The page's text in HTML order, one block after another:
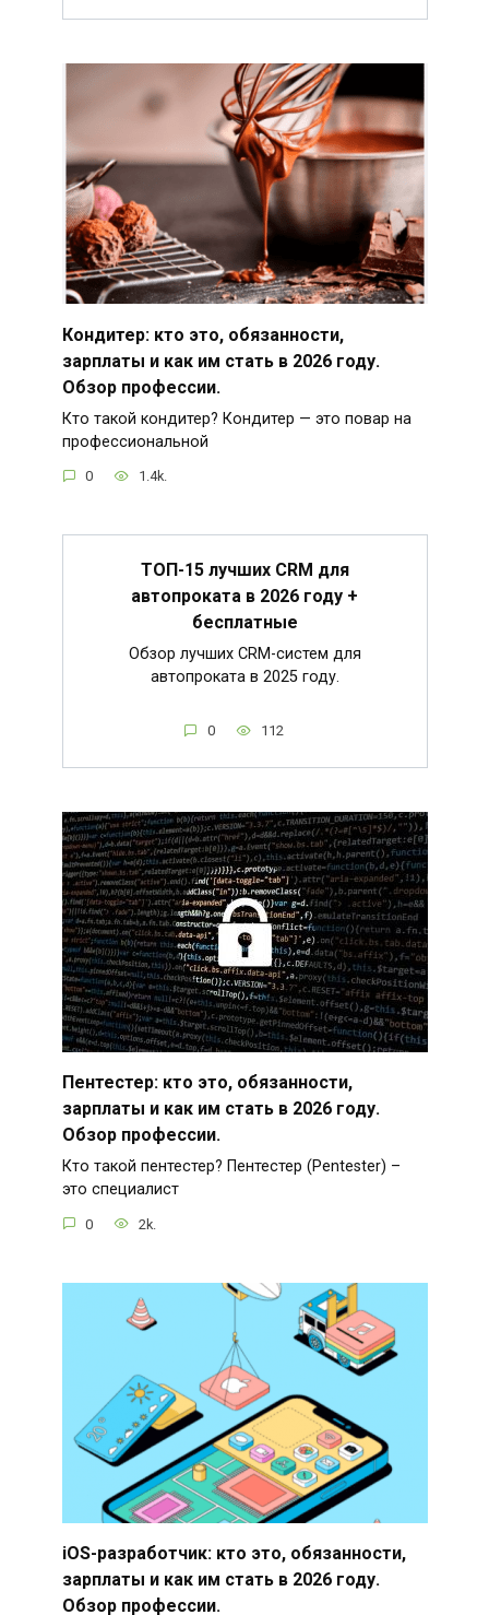
Кондитер: кто это, обязанности,
зарплаты и как им стать в 2026 году.
Обзор профессии.
Кто такой кондитер? Кондитер — это повар на
профессиональной
0 1.4k.
ТОП-15 лучших CRM для
автопроката в 2026 году +
бесплатные
Обзор лучших CRM-систем для
автопроката в 2025 году.
0 112
Пентестер: кто это, обязанности,
зарплаты и как им стать в 2026 году.
Обзор профессии.
Кто такой пентестер? Пентестер (Pentester) –
это специалист
0 2k.
iOS-разработчик: кто это, обязанности,
зарплаты и как им стать в 2026 году.
Обзор профессии.